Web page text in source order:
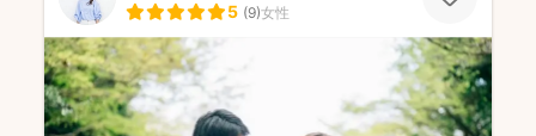
5 (9)女性